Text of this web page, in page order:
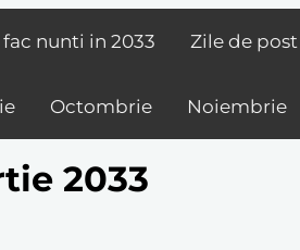
fac nunti in 2033 Zile de post
Octombrie Noiembrie
2033